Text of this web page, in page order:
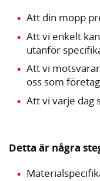
Att din mopp
Att vi enkelt
utanför
Att vi
oss som företag
Att vi varje dag
Detta är några